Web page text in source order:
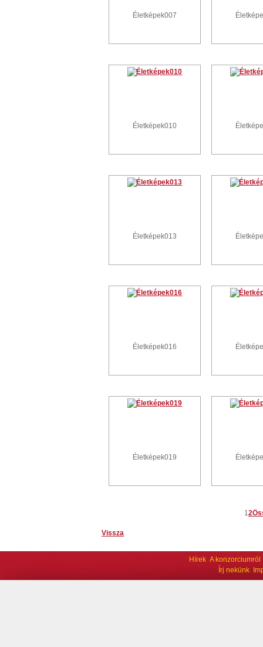
Életképek007
Életképek010
Életképek013
Életképek016
Életképek019
12
Vissza
Hírek A konzorciumról
Írj nekünk